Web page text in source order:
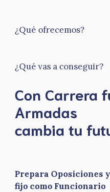
¿Qué ofrecemos?
¿Qué vas a conseguir?
Con Carrera
Armadas
​cambia tu
Prepara Oposiciones
fijo como Funcionario